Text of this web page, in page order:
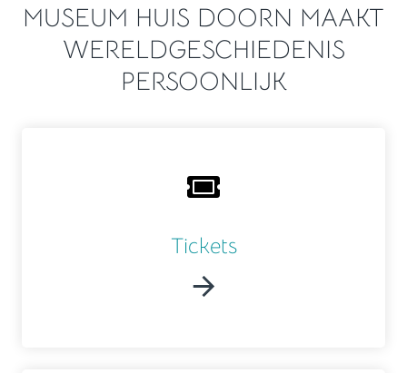
MUSEUM HUIS DOORN MAAKT
WERELDGESCHIEDENIS
PERSOONLIJK
Tickets